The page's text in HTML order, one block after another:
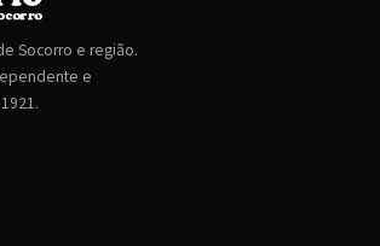
Socorro e região.
e